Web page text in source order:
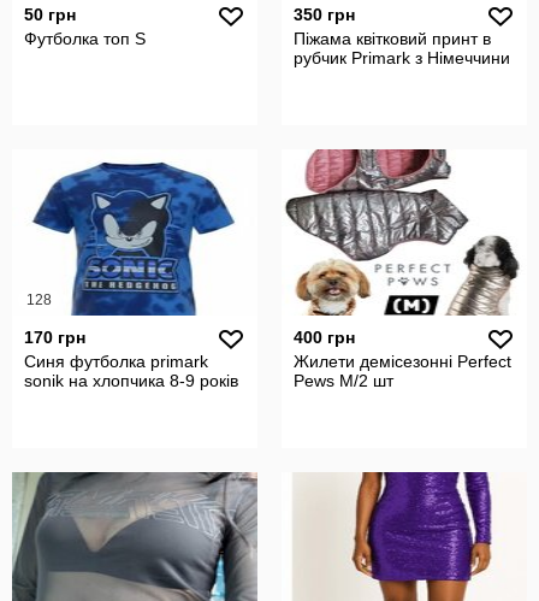
50 грн
Футболка топ S
350 грн
Піжама квітковий принт в
рубчик Primark з Німеччини
128
170 грн
Синя футболка primark
sonik на хлопчика 8-9 років
400 грн
Жилети демісезонні Perfect
Pews M/2 шт